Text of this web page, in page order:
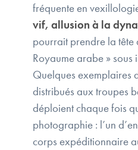
fréquente en
vif, allusion à la
pourrait prendre la tête
Royaume arabe »
Quelques exemplaires
distribués aux troupes
déploient chaque fois
photographie : l’un
corps expéditionnaire